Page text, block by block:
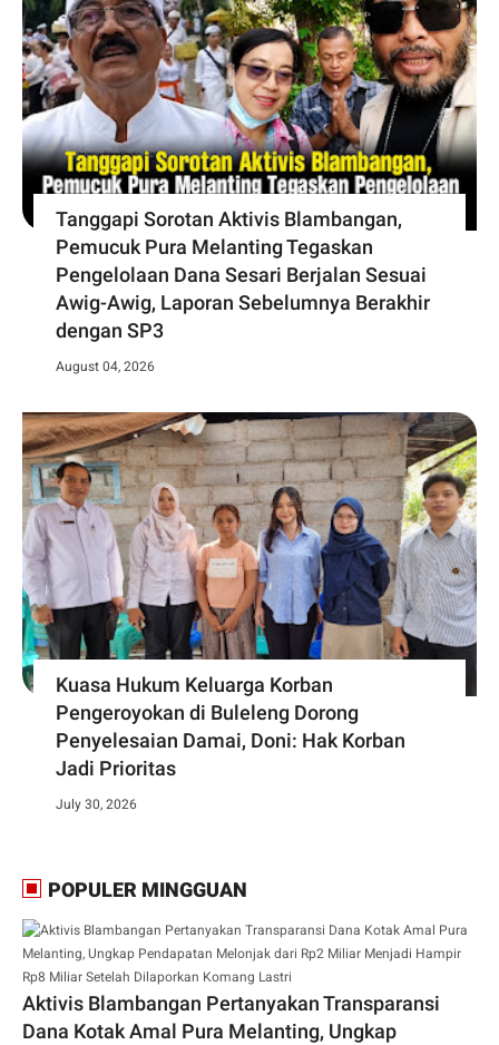
Tanggapi Sorotan Aktivis Blambangan,
Pemucuk Pura Melanting Tegaskan
Pengelolaan Dana Sesari Berjalan Sesuai
Awig-Awig, Laporan Sebelumnya Berakhir
dengan SP3
August 04, 2026
Kuasa Hukum Keluarga Korban
Pengeroyokan di Buleleng Dorong
Penyelesaian Damai, Doni: Hak Korban
Jadi Prioritas
July 30, 2026
POPULER MINGGUAN
Aktivis Blambangan Pertanyakan Transparansi
Dana Kotak Amal Pura Melanting, Ungkap